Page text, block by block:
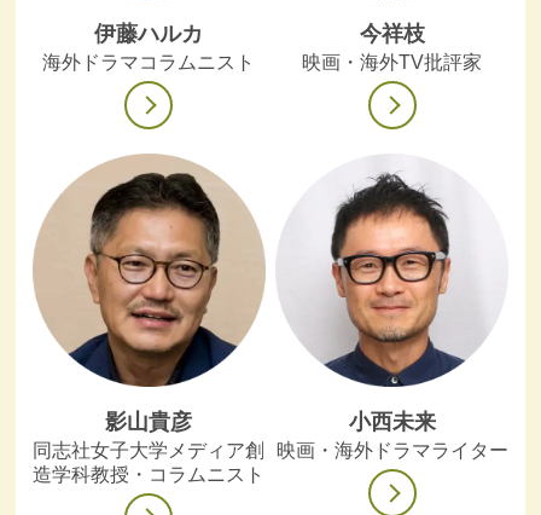
伊藤ハルカ
海外ドラマコラムニスト
今祥枝
映画・海外TV批評家
影山貴彦
同志社女子大学メディア創
造学科教授・コラムニスト
小西未来
映画・海外ドラマライター